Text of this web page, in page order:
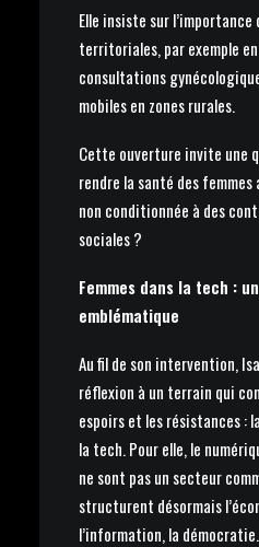
Elle insiste sur
territoriales, par exemple
consultations
mobiles en zones rurales.
Cette ouverture invite une
rendre la santé des
non conditionnée à des
sociales ?
Femmes dans la tech :
emblématique
Au fil de son intervention,
réflexion à un terrain qui
espoirs et les résistances :
la tech. Pour elle, le
ne sont pas un secteur
structurent désormais
l’information, la